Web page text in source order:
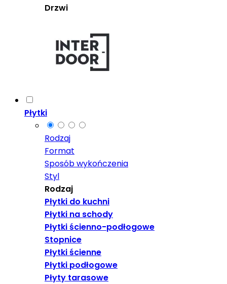
Drzwi
Płytki
Rodzaj
Format
Sposób wykończenia
Styl
Rodzaj
Płytki do kuchni
Płytki na schody
Płytki ścienno-podłogowe
Stopnice
Płytki ścienne
Płytki podłogowe
Płyty tarasowe